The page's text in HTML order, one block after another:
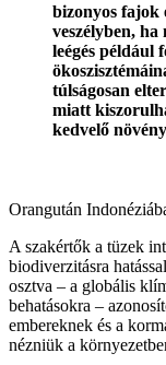
bizonyos fajok
veszélyben, ha
leégés például
túlságosan
miatt
kedvelő
Orangután
A szakértők a tüzek
biodiverzitásra
osztva – a globális
behatásokra –
embereknek és a
nézniük a